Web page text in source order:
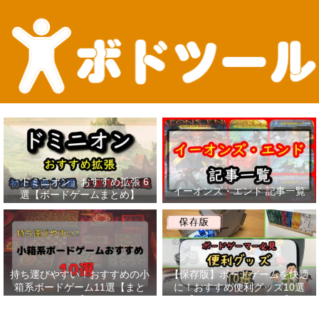
『ドミニオン』おすすめ拡張 6
選【ボードゲームまとめ】
イーオンズ・エンド 記事一覧
持ち運びやすい！おすすめの小
箱系ボードゲーム11選【まと
め】
【保存版】ボードゲームを快適
に！おすすめ便利グッズ10選
【ボードゲーマー必見】